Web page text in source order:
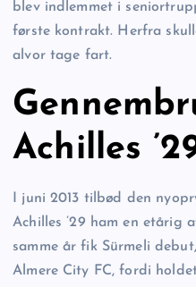
blev indlemmet i
første kontrakt. Herfra
alvor tage fart.
Achilles
I juni 2013 tilbød den
Achilles ’29 ham en etårig
samme år fik Sürmeli
Almere City FC, fordi